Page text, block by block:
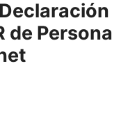
de Persona